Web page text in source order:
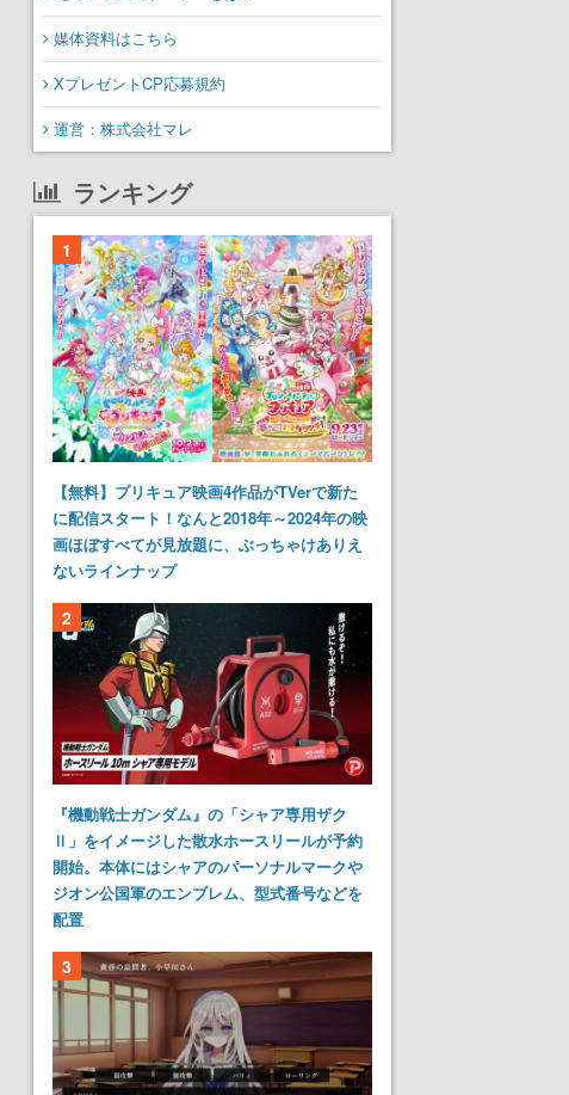
媒体資料はこちら
XプレゼントCP応募規約
運営：株式会社マレ
ランキング
1
【無料】プリキュア映画4作品がTVerで新た
に配信スタート！なんと2018年～2024年の映
画ほぼすべてが見放題に、ぶっちゃけありえ
ないラインナップ
2
『機動戦士ガンダム』の「シャア専用ザク
Ⅱ」をイメージした散水ホースリールが予約
開始。本体にはシャアのパーソナルマークや
ジオン公国軍のエンブレム、型式番号などを
配置
3